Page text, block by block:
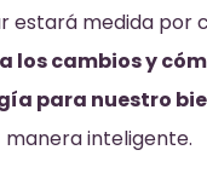
estará medida por
los cambios y
para nuestro
manera inteligente.